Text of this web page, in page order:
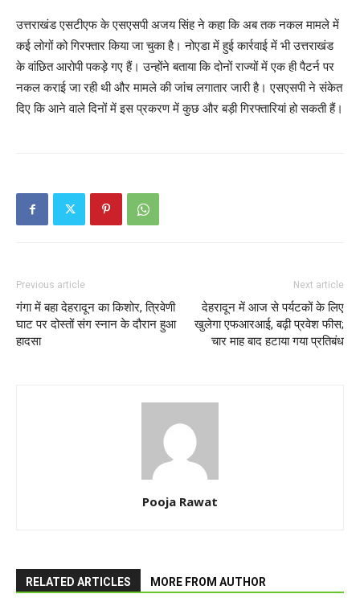
उत्तराखंड एसटीएफ के एसएसपी अजय सिंह ने कहा कि अब तक नकल मामले में
कई लोगों को गिरफ्तार किया जा चुका है। नोएडा में हुई कार्रवाई में भी उत्तराखंड
के वांछित आरोपी पकड़े गए हैं। उन्होंने बताया कि दोनों राज्यों में एक ही पैटर्न पर
नकल कराई जा रही थी और मामले की जांच लगातार जारी है। एसएसपी ने संकेत
दिए कि आने वाले दिनों में इस प्रकरण में कुछ और बड़ी गिरफ्तारियां हो सकती हैं।
Previous article
गंगा में बहा देहरादून का किशोर, त्रिवेणी
घाट पर दोस्तों संग स्नान के दौरान हुआ
हादसा
Next article
देहरादून में आज से पर्यटकों के लिए
खुलेगा एफआरआई, बढ़ी प्रवेश फीस;
चार माह बाद हटाया गया प्रतिबंध
Pooja Rawat
RELATED ARTICLES MORE FROM AUTHOR